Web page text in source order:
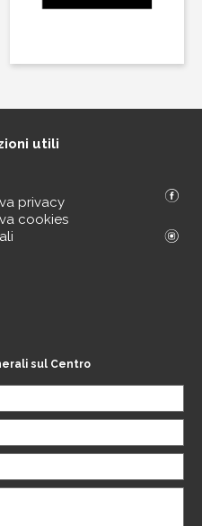
utili
privacy
cookies
sul Centro